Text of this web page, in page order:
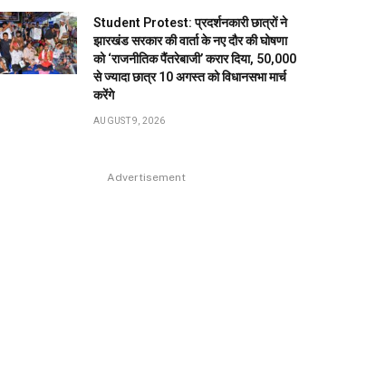
Student Protest: प्रदर्शनकारी छात्रों ने
झारखंड सरकार की वार्ता के नए दौर की घोषणा
को ‘राजनीतिक पैंतरेबाजी’ करार दिया, 50,000
से ज्यादा छात्र 10 अगस्त को विधानसभा मार्च
करेंगे
AUGUST 9, 2026
Advertisement